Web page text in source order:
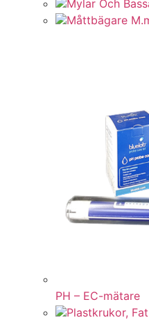
Mylar Och
Måttbägare
PH – EC-mätare
Plastkrukor,